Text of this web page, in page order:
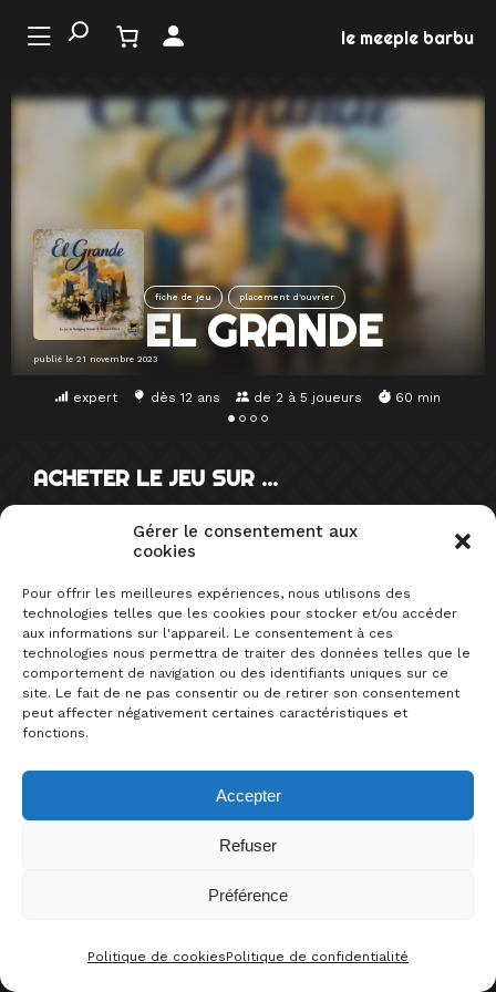
Gérer le consentement aux
cookies
Pour offrir les meilleures expériences, nous utilisons des
technologies telles que les cookies pour stocker et/ou accéder
aux informations sur l'appareil. Le consentement à ces
technologies nous permettra de traiter des données telles que le
comportement de navigation ou des identifiants uniques sur ce
site. Le fait de ne pas consentir ou de retirer son consentement
peut affecter négativement certaines caractéristiques et
fonctions.
Accepter
Refuser
Préférence
Politique de cookiesPolitique de confidentialité
LE
JEU
le meeple barbu
fiche de jeu placement d’ouvrier
EL GRANDE
publié le 21 novembre 2023
expert dès 12 ans de 2 à 5 joueurs 60 min
ACHETER LE JEU SUR …
SUR LE MÊME SUJET
hypomètre sélection
HYPOMÈTRE DE LA VILLA DES
CONTACT